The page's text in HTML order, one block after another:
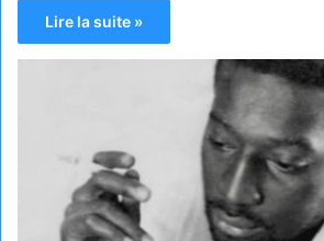
Lire la suite »